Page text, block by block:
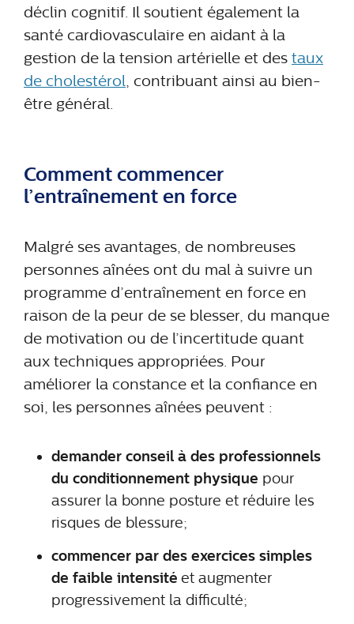
déclin cognitif. Il soutient également la
santé cardiovasculaire en aidant à la
gestion de la tension artérielle et des taux
de cholestérol, contribuant ainsi au bien-
être général.
Comment commencer
l’entraînement en force
Malgré ses avantages, de nombreuses
personnes aînées ont du mal à suivre un
programme d’entraînement en force en
raison de la peur de se blesser, du manque
de motivation ou de l’incertitude quant
aux techniques appropriées. Pour
améliorer la constance et la confiance en
soi, les personnes aînées peuvent :
demander conseil à des professionnels
du conditionnement physique pour
assurer la bonne posture et réduire les
risques de blessure;
commencer par des exercices simples
de faible intensitéet augmenter
progressivement la difficulté;